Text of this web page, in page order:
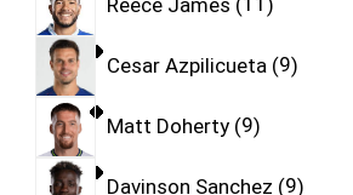
Cesar Azpilicueta 9
Matt Doherty 9
Davinson Sanchez 9